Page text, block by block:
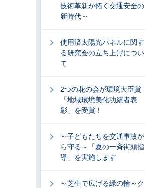
技術革新が拓く交通安全の
新時代～
使用済太陽光パネルに関す
る研究会の立ち上げについ
て
2つの花の会が環境大臣賞
「地域環境美化功績者表
彰」を受賞！
～子どもたちを交通事故か
ら守る～「夏の一斉街頭指
導」を実施します
～芝生で広げる緑の輪～ク